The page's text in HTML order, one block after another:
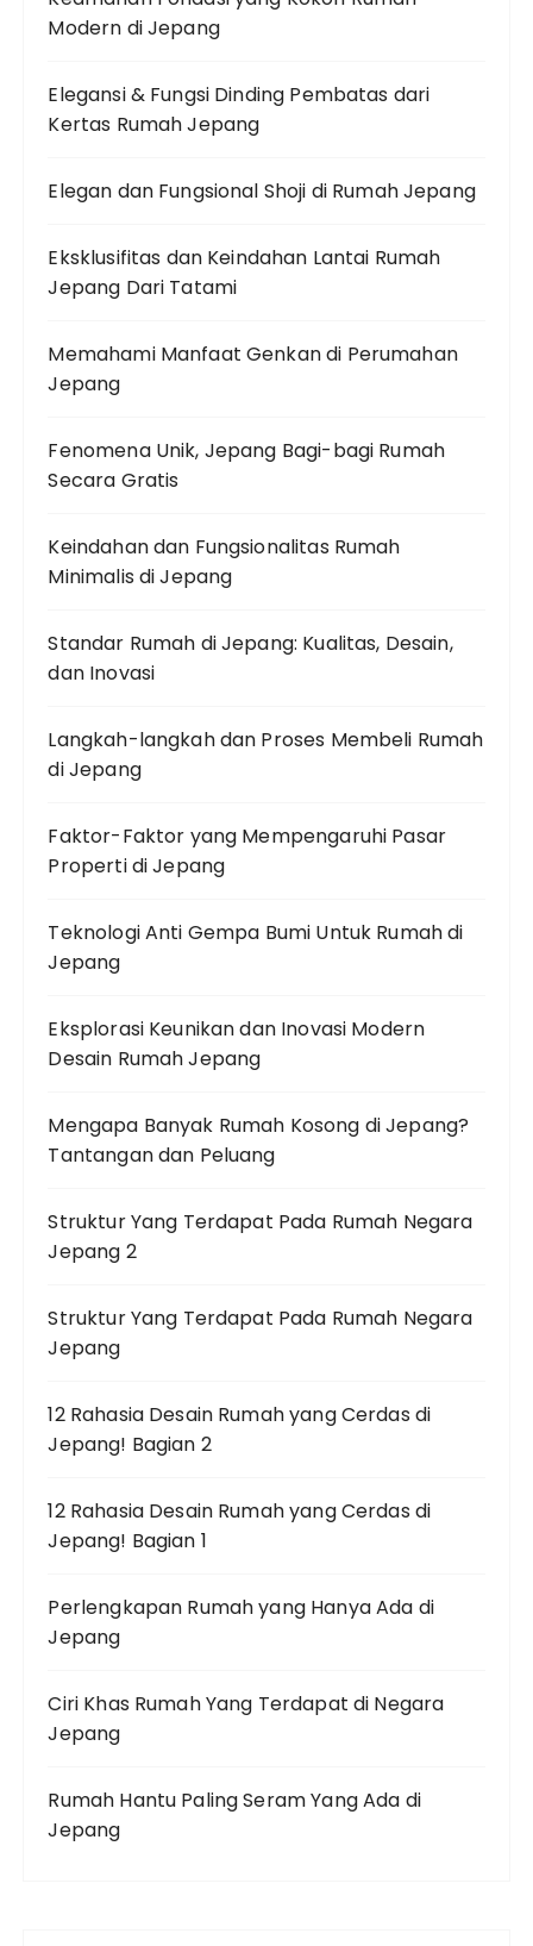
Modern di Jepang
Elegansi & Fungsi Dinding Pembatas dari
Kertas Rumah Jepang
Elegan dan Fungsional Shoji di Rumah Jepang
Eksklusifitas dan Keindahan Lantai Rumah
Jepang Dari Tatami
Memahami Manfaat Genkan di Perumahan
Jepang
Fenomena Unik, Jepang Bagi-bagi Rumah
Secara Gratis
Keindahan dan Fungsionalitas Rumah
Minimalis di Jepang
Standar Rumah di Jepang: Kualitas, Desain,
dan Inovasi
Langkah-langkah dan Proses Membeli Rumah
di Jepang
Faktor-Faktor yang Mempengaruhi Pasar
Properti di Jepang
Teknologi Anti Gempa Bumi Untuk Rumah di
Jepang
Eksplorasi Keunikan dan Inovasi Modern
Desain Rumah Jepang
Mengapa Banyak Rumah Kosong di Jepang?
Tantangan dan Peluang
Struktur Yang Terdapat Pada Rumah Negara
Jepang 2
Struktur Yang Terdapat Pada Rumah Negara
Jepang
12 Rahasia Desain Rumah yang Cerdas di
Jepang! Bagian 2
12 Rahasia Desain Rumah yang Cerdas di
Jepang! Bagian 1
Perlengkapan Rumah yang Hanya Ada di
Jepang
Ciri Khas Rumah Yang Terdapat di Negara
Jepang
Rumah Hantu Paling Seram Yang Ada di
Jepang